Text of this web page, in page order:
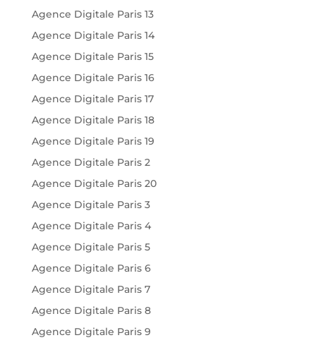
Agence Digitale Paris 13
Agence Digitale Paris 14
Agence Digitale Paris 15
Agence Digitale Paris 16
Agence Digitale Paris 17
Agence Digitale Paris 18
Agence Digitale Paris 19
Agence Digitale Paris 2
Agence Digitale Paris 20
Agence Digitale Paris 3
Agence Digitale Paris 4
Agence Digitale Paris 5
Agence Digitale Paris 6
Agence Digitale Paris 7
Agence Digitale Paris 8
Agence Digitale Paris 9